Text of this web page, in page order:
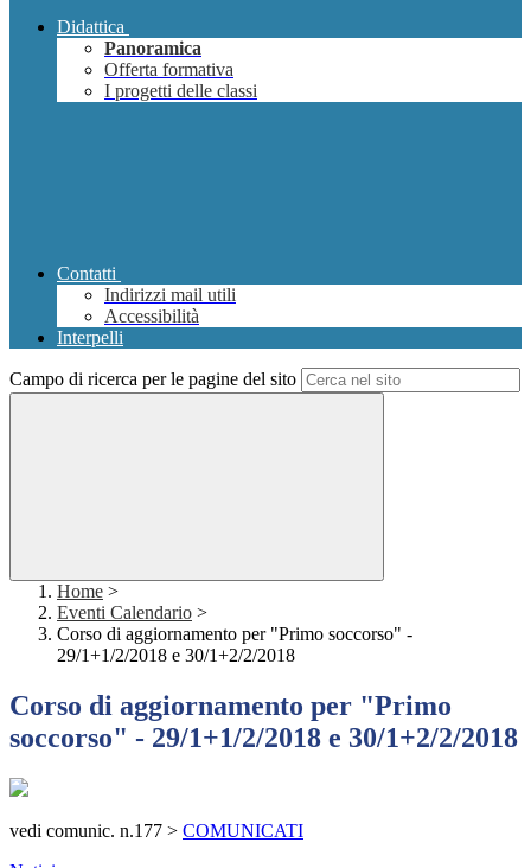
Didattica
Panoramica
Offerta formativa
I progetti delle classi
Contatti
Indirizzi mail utili
Accessibilità
Interpelli
Campo di ricerca per le pagine del sito
Home >
Eventi Calendario >
Corso di aggiornamento per "Primo soccorso" -
29/1+1/2/2018 e 30/1+2/2/2018
Corso di aggiornamento per "Primo
soccorso" - 29/1+1/2/2018 e 30/1+2/2/2018
vedi comunic. n.177 > COMUNICATI